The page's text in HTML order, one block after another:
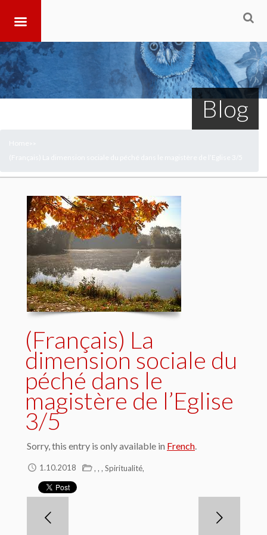
Blog
(Français) La
dimension sociale du
péché dans le
magistère de l’Eglise
3/5
Sorry, this entry is only available in French.
1.10.2018 , , , Spiritualité,